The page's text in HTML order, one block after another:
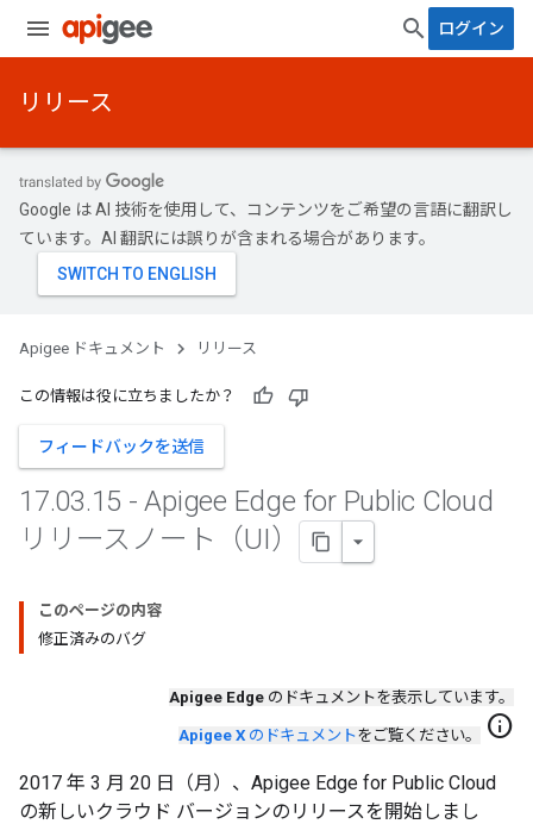
ログイン
リリース
Google は AI 技術を使用して、コンテンツをご希望の言語に翻訳し
ています。AI 翻訳には誤りが含まれる場合があります。
Apigee ドキュメント リリース
この情報は役に立ちましたか？
フィードバックを送信
17.03.15 - Apigee Edge for Public Cloud
リリースノート（UI）
このページの内容
修正済みのバグ
Apigee Edge のドキュメントを表示しています。
Apigee X のドキュメントをご覧ください。 info
2017 年 3 月 20 日（月）、Apigee Edge for Public Cloud
の新しいクラウド バージョンのリリースを開始しまし